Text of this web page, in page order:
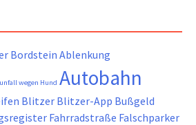
Bordstein Ablenkung
wegen Hund Autobahn
Blitzer Blitzer-App Bußgeld
Fahrradstraße Falschparker